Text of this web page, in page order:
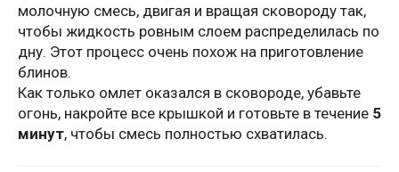
молочную смесь, двигая и вращая сковороду так,
чтобы жидкость ровным слоем распределилась по
дну. Этот процесс очень похож на приготовление
блинов.
Как только омлет оказался в сковороде, убавьте
огонь, накройте все крышкой и готовьте в течение 5
минут, чтобы смесь полностью схватилась.